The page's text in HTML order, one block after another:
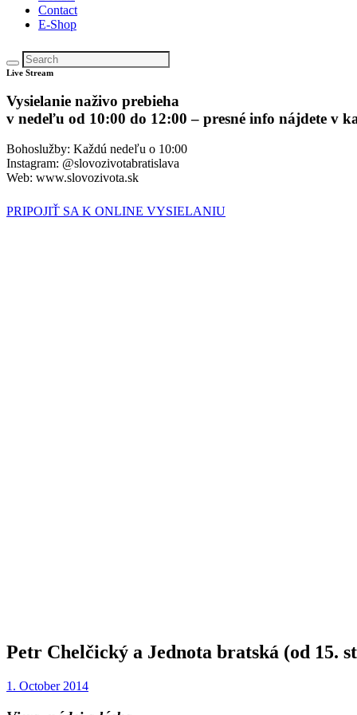
Contact
E-Shop
Live Stream
Vysielanie naživo prebieha
v nedeľu od 10:00 do 12:00 – presné info nájdete v
Bohoslužby: Každú nedeľu o 10:00
Instagram: @slovozivotabratislava
Web: www.slovozivota.sk
PRIPOJIŤ SA K ONLINE VYSIELANIU
Petr Chelčický a Jednota bratská (od 15.
1. October 2014